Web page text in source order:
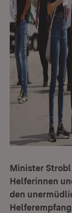
Minister
Helferinnen
den